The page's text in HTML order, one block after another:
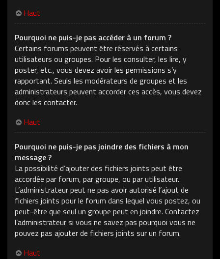
Haut
Pourquoi ne puis-je pas accéder à un forum ?
Certains forums peuvent être réservés à certains
utilisateurs ou groupes. Pour les consulter, les lire, y
poster, etc., vous devez avoir les permissions s’y
rapportant. Seuls les modérateurs de groupes et les
administrateurs peuvent accorder ces accès, vous devez
donc les contacter.
Haut
Pourquoi ne puis-je pas joindre des fichiers à mon
message ?
La possibilité d’ajouter des fichiers joints peut être
accordée par forum, par groupe, ou par utilisateur.
L’administrateur peut ne pas avoir autorisé l’ajout de
fichiers joints pour le forum dans lequel vous postez, ou
peut-être que seul un groupe peut en joindre. Contactez
l’administrateur si vous ne savez pas pourquoi vous ne
pouvez pas ajouter de fichiers joints sur un forum.
Haut